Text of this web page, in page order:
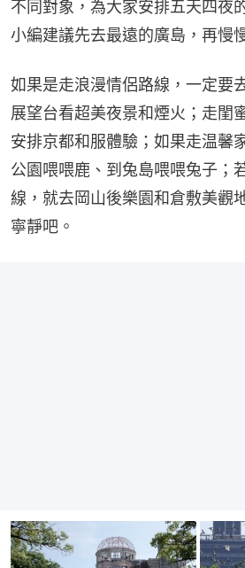
不同對象，為大家安排五天四夜
小編建議先去最遠的廣島，再慢
如果是走浪漫情侶路線，一定要
展望台看超美夜景和煙火；走閨
安排京都和服體驗；如果走温馨
公園喂喂鹿、到兔島喂喂兔子；
線，就去岡山後樂園和倉敷美觀
寧靜吧。